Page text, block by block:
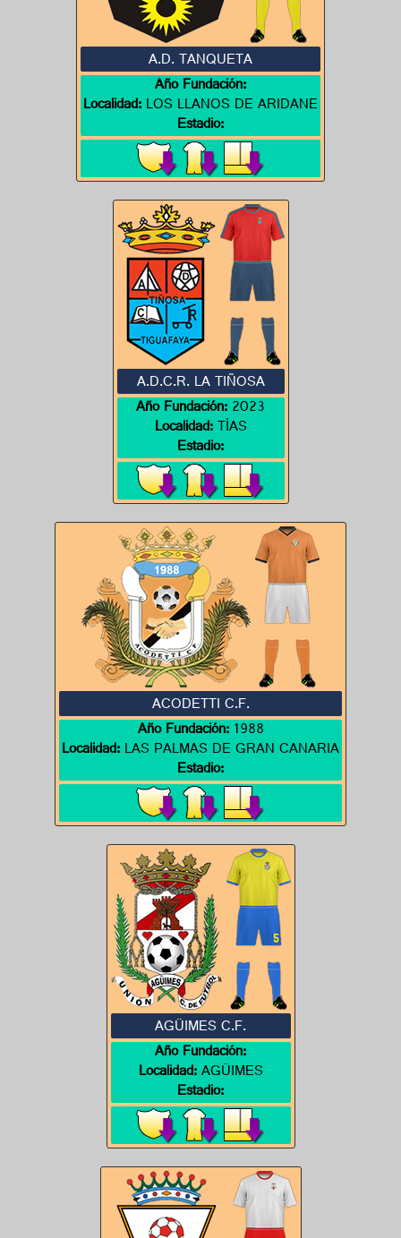
A.D. TANQUETA
Año Fundación:
Localidad:LOS LLANOS DE ARIDANE
Estadio:
A.D.C.R. LA TIÑOSA
Año Fundación:2023
Localidad:TÍAS
Estadio:
ACODETTI C.F.
Año Fundación:1988
Localidad:LAS PALMAS DE GRAN CANARIA
Estadio:
AGÜIMES C.F.
Año Fundación:
Localidad:AGÜIMES
Estadio: